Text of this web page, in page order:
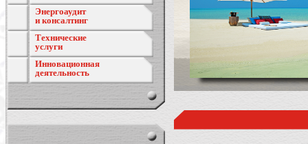
Энергоаудит
и консалтинг
Технические
услуги
Инновационная
деятельность